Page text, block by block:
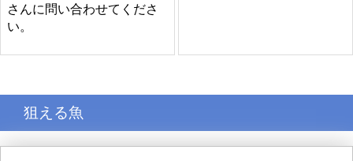
さんに問い合わせてくださ
い。
狙える魚